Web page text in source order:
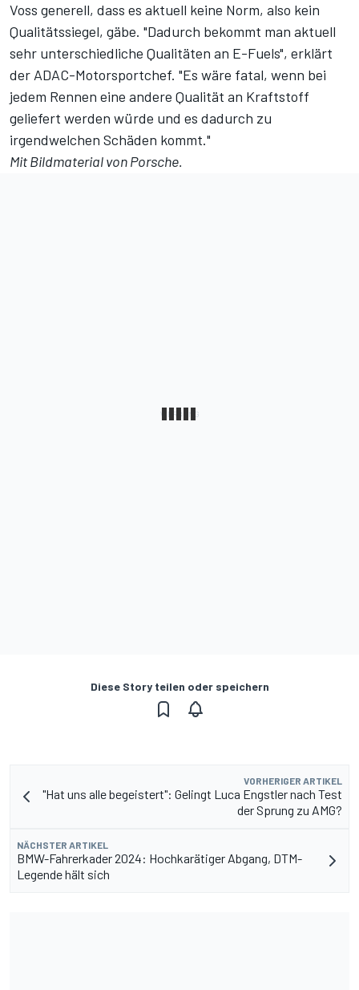
Voss generell, dass es aktuell keine Norm, also kein
Qualitätssiegel, gäbe. "Dadurch bekommt man aktuell
sehr unterschiedliche Qualitäten an E-Fuels", erklärt
der ADAC-Motorsportchef. "Es wäre fatal, wenn bei
jedem Rennen eine andere Qualität an Kraftstoff
geliefert werden würde und es dadurch zu
irgendwelchen Schäden kommt."
Mit Bildmaterial von Porsche.
Diese Story teilen oder speichern
VORHERIGER ARTIKEL
"Hat uns alle begeistert": Gelingt Luca Engstler nach Test
der Sprung zu AMG?
NÄCHSTER ARTIKEL
BMW-Fahrerkader 2024: Hochkarätiger Abgang, DTM-
Legende hält sich